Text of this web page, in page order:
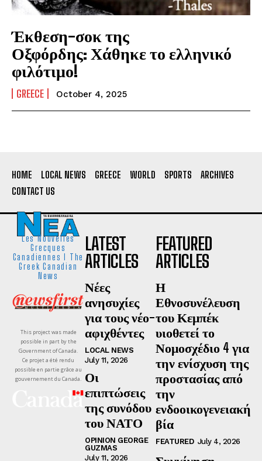
Έκθεση-σοκ της
Οξφόρδης: Χάθηκε το ελληνικό
φιλότιμο!
GREECE October 4, 2025
HOME LOCAL NEWS GREECE WORLD SPORTS
ARCHIVES
CONTACT US
Les Nouvelles
Grecques
Canadiennes I The
Greek Canadian
News
This project was made
possible in part by the
Government of Canada.
Ce projet a été rendu
possible en partie grâce au
gouvernement du Canada.
LATEST
ARTICLES
Νέες
ανησυχίες
για τους νέο-
αφιχθέντες
LOCAL NEWS
July 11, 2026
Οι
επιπτώσεις
της συνόδου
του ΝΑΤΟ
OPINION GEORGE
GUZMAS
July 11, 2026
FEATURED
ARTICLES
Η
Εθνοσυνέλευση
του Κεμπέκ
υιοθετεί το
Νομοσχέδιο 4 για
την ενίσχυση της
προστασίας από
την
ενδοοικογενειακή
βία
FEATURED July 4, 2026